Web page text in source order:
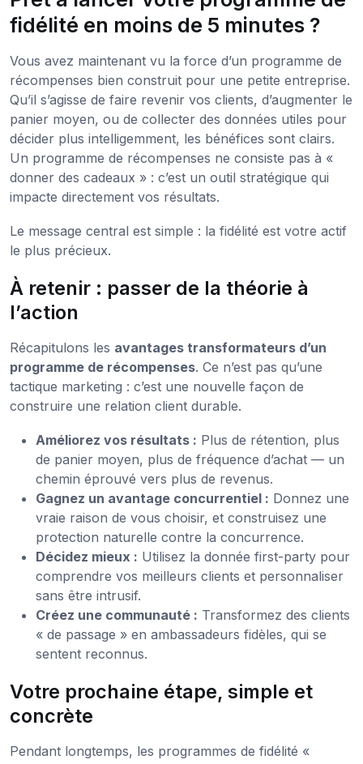
fidélité en moins de 5 minutes ?
Vous avez maintenant vu la force d’un programme de
récompenses bien construit pour une petite entreprise.
Qu’il s’agisse de faire revenir vos clients, d’augmenter le
panier moyen, ou de collecter des données utiles pour
décider plus intelligemment, les bénéfices sont clairs.
Un programme de récompenses ne consiste pas à «
donner des cadeaux » : c’est un outil stratégique qui
impacte directement vos résultats.
Le message central est simple : la fidélité est votre actif
le plus précieux.
À retenir : passer de la théorie à
l’action
Récapitulons les avantages transformateurs d’un
programme de récompenses. Ce n’est pas qu’une
tactique marketing : c’est une nouvelle façon de
construire une relation client durable.
Améliorez vos résultats : Plus de rétention, plus
de panier moyen, plus de fréquence d’achat — un
chemin éprouvé vers plus de revenus.
Gagnez un avantage concurrentiel : Donnez une
vraie raison de vous choisir, et construisez une
protection naturelle contre la concurrence.
Décidez mieux : Utilisez la donnée first-party pour
comprendre vos meilleurs clients et personnaliser
sans être intrusif.
Créez une communauté : Transformez des clients
« de passage » en ambassadeurs fidèles, qui se
sentent reconnus.
Votre prochaine étape, simple et
concrète
Pendant longtemps, les programmes de fidélité «